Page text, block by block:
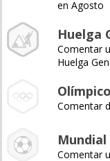
en Agosto
Huelga
Comentar
Huelga
Olímpico
Comentar
Comentar